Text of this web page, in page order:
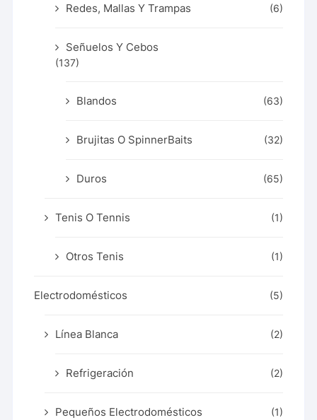
Redes, Mallas Y Trampas (6)
Señuelos Y Cebos
(137)
Blandos (63)
Brujitas O SpinnerBaits (32)
Duros (65)
Tenis O Tennis (1)
Otros Tenis (1)
Electrodomésticos (5)
Línea Blanca (2)
Refrigeración (2)
Pequeños Electrodomésticos (1)